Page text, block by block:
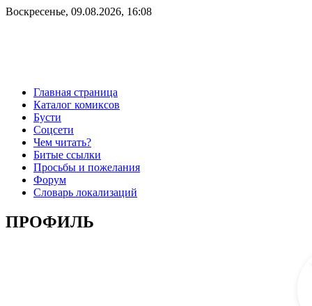
Воскресенье, 09.08.2026, 16:08
Главная страница
Каталог комиксов
Бусти
Соцсети
Чем читать?
Битые ссылки
Просьбы и пожелания
Форум
Словарь локализаций
ПРОФИЛЬ